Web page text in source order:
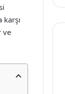
ve